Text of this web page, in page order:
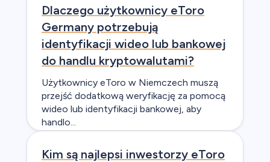
Dlaczego użytkownicy eToro
Germany potrzebują
identyfikacji wideo lub bankowej
do handlu kryptowalutami?
Użytkownicy eToro w Niemczech muszą
przejść dodatkową weryfikację za pomocą
wideo lub identyfikacji bankowej, aby
handlo...
Kim są najlepsi inwestorzy eToro